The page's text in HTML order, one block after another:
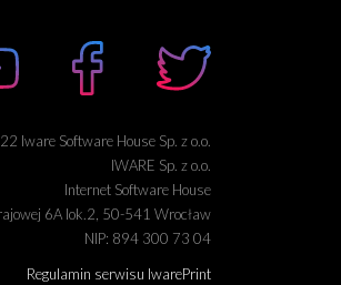
Iware Software House Sp. z o.o.
IWARE Sp. z o.o.
Internet Software House
6A lok.2, 50-541 Wrocław
NIP: 894 300 73 04
Regulamin serwisu IwarePrint